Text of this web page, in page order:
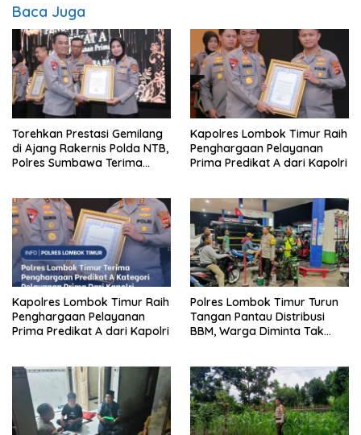
Baca Juga
Torehkan Prestasi Gemilang
di Ajang Rakernis Polda NTB,
Polres Sumbawa Terima
Kapolres Lombok Timur Raih
Penghargaan Pelayanan
Prima Predikat A dari Kapolri
Kapolres Lombok Timur Raih
Penghargaan Pelayanan
Prima Predikat A dari Kapolri
Polres Lombok Timur Turun
Tangan Pantau Distribusi
BBM, Warga Diminta Tak